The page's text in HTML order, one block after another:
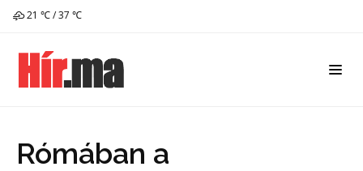
21 ℃ / 37 ℃
Rómában a